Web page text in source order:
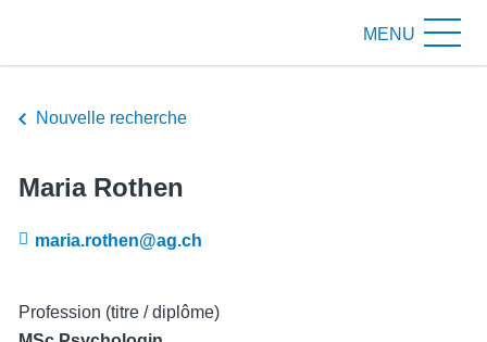
Nouvelle recherche
Maria Rothen
maria.rothen@ag.ch
Profession (titre / diplôme)
MENU